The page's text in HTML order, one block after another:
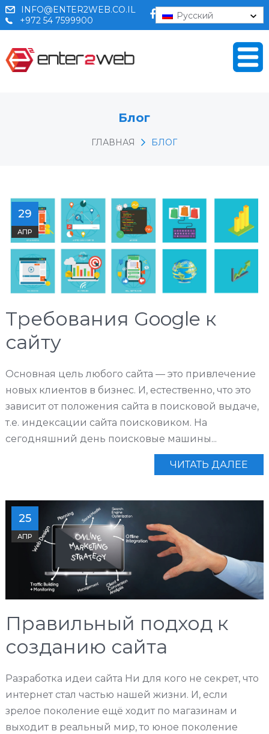
INFO@ENTER2WEB.CO.IL
+972 54 7599900
Русский
Блог
ГЛАВНАЯ БЛОГ
29
АПР
Требования Google к
сайту
Основная цель любого сайта — это привлечение
новых клиентов в бизнес. И, естественно, что это
зависит от положения сайта в поисковой выдаче,
т.е. индексации сайта поисковиком. На
сегодняшний день поисковые машины...
ЧИТАТЬ ДАЛЕЕ
25
АПР
Правильный подход к
созданию сайта
Разработка идеи сайта Ни для кого не секрет, что
интернет стал частью нашей жизни. И, если
зрелое поколение ещё ходит по магазинам и
выходит в реальный мир, то юное поколение